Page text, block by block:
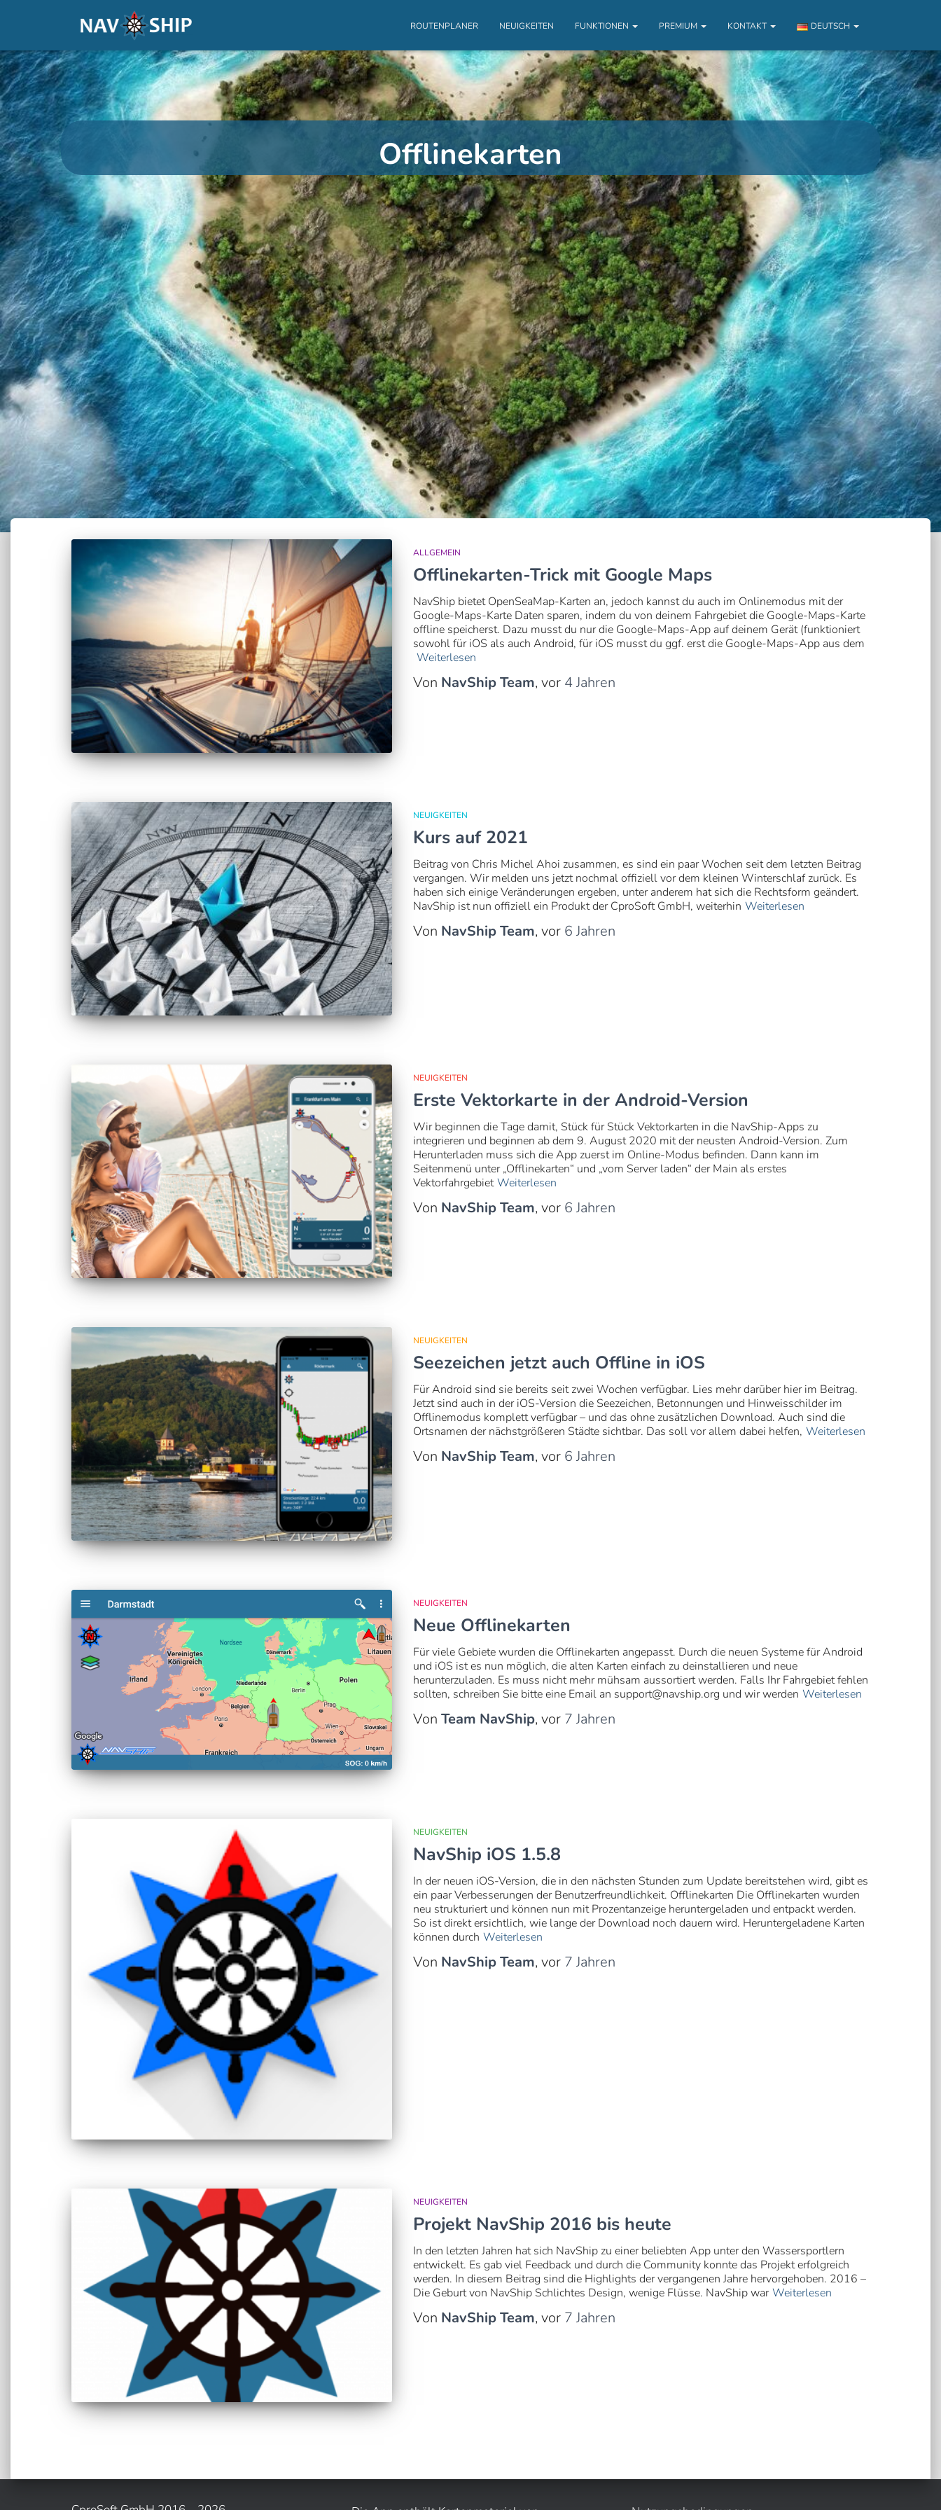
ROUTENPLANER NEUIGKEITEN FUNKTIONEN PREMIUM KONTAKT DEUTSCH
Offlinekarten
ALLGEMEIN
Offlinekarten-Trick mit Google Maps
NavShip bietet OpenSeaMap-Karten an, jedoch kannst du auch im Onlinemodus mit der
Google-Maps-Karte Daten sparen, indem du von deinem Fahrgebiet die Google-Maps-Karte
offline speicherst. Dazu musst du nur die Google-Maps-App auf deinem Gerät (funktioniert
sowohl für iOS als auch Android, für iOS musst du ggf. erst die Google-Maps-App aus dem
Weiterlesen
Von NavShip Team, vor 4 Jahren
NEUIGKEITEN
Kurs auf 2021
Beitrag von Chris Michel Ahoi zusammen, es sind ein paar Wochen seit dem letzten Beitrag
vergangen. Wir melden uns jetzt nochmal offiziell vor dem kleinen Winterschlaf zurück. Es
haben sich einige Veränderungen ergeben, unter anderem hat sich die Rechtsform geändert.
NavShip ist nun offiziell ein Produkt der CproSoft GmbH, weiterhin Weiterlesen
Von NavShip Team, vor 6 Jahren
NEUIGKEITEN
Erste Vektorkarte in der Android-Version
Wir beginnen die Tage damit, Stück für Stück Vektorkarten in die NavShip-Apps zu
integrieren und beginnen ab dem 9. August 2020 mit der neusten Android-Version. Zum
Herunterladen muss sich die App zuerst im Online-Modus befinden. Dann kann im
Seitenmenü unter „Offlinekarten“ und „vom Server laden“ der Main als erstes
Vektorfahrgebiet Weiterlesen
Von NavShip Team, vor 6 Jahren
NEUIGKEITEN
Seezeichen jetzt auch Offline in iOS
Für Android sind sie bereits seit zwei Wochen verfügbar. Lies mehr darüber hier im Beitrag.
Jetzt sind auch in der iOS-Version die Seezeichen, Betonnungen und Hinweisschilder im
Offlinemodus komplett verfügbar – und das ohne zusätzlichen Download. Auch sind die
Ortsnamen der nächstgrößeren Städte sichtbar. Das soll vor allem dabei helfen, Weiterlesen
Von NavShip Team, vor 6 Jahren
NEUIGKEITEN
Neue Offlinekarten
Für viele Gebiete wurden die Offlinekarten angepasst. Durch die neuen Systeme für Android
und iOS ist es nun möglich, die alten Karten einfach zu deinstallieren und neue
herunterzuladen. Es muss nicht mehr mühsam aussortiert werden. Falls Ihr Fahrgebiet fehlen
sollten, schreiben Sie bitte eine Email an support@navship.org und wir werden Weiterlesen
Von Team NavShip, vor 7 Jahren
NEUIGKEITEN
NavShip iOS 1.5.8
In der neuen iOS-Version, die in den nächsten Stunden zum Update bereitstehen wird, gibt es
ein paar Verbesserungen der Benutzerfreundlichkeit. Offlinekarten Die Offlinekarten wurden
neu strukturiert und können nun mit Prozentanzeige heruntergeladen und entpackt werden.
So ist direkt ersichtlich, wie lange der Download noch dauern wird. Heruntergeladene Karten
können durch Weiterlesen
Von NavShip Team, vor 7 Jahren
NEUIGKEITEN
Projekt NavShip 2016 bis heute
In den letzten Jahren hat sich NavShip zu einer beliebten App unter den Wassersportlern
entwickelt. Es gab viel Feedback und durch die Community konnte das Projekt erfolgreich
werden. In diesem Beitrag sind die Highlights der vergangenen Jahre hervorgehoben. 2016 –
Die Geburt von NavShip Schlichtes Design, wenige Flüsse. NavShip war Weiterlesen
Von NavShip Team, vor 7 Jahren